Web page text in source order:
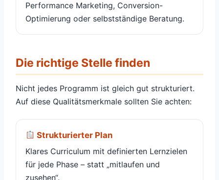
Performance Marketing, Conversion-
Optimierung oder selbstständige Beratung.
Die richtige Stelle finden
Nicht jedes Programm ist gleich gut strukturiert.
Auf diese Qualitätsmerkmale sollten Sie achten:
Strukturierter Plan
Klares Curriculum mit definierten Lernzielen
für jede Phase – statt „mitlaufen und
zusehen“.